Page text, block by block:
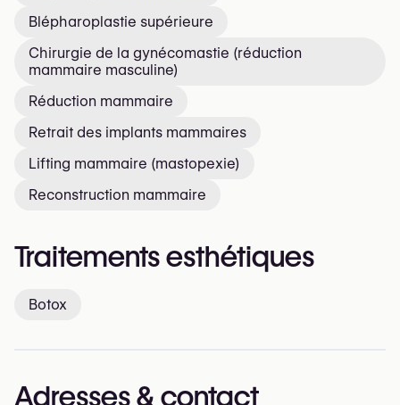
Blépharoplastie supérieure
Chirurgie de la gynécomastie (réduction
mammaire masculine)
Réduction mammaire
Retrait des implants mammaires
Lifting mammaire (mastopexie)
Reconstruction mammaire
Traitements esthétiques
Botox
Adresses & contact